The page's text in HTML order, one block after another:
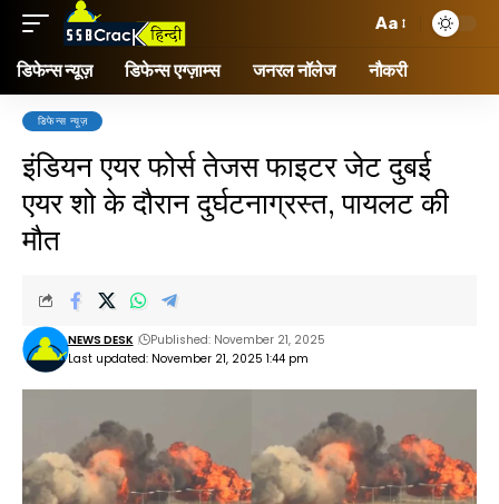
Aa
डिफेन्स न्यूज़ डिफेन्स एग्ज़ाम्स जनरल नॉलेज नौकरी
डिफेन्स न्यूज़
इंडियन एयर फोर्स तेजस फाइटर जेट दुबई
एयर शो के दौरान दुर्घटनाग्रस्त, पायलट की
मौत
Last updated: November 21, 2025 1:44 pm
NEWS DESK Published: November 21, 2025